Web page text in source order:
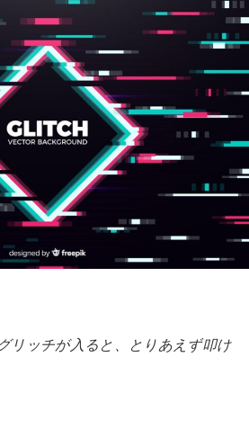
リッチが入ると、とりあえず叩け